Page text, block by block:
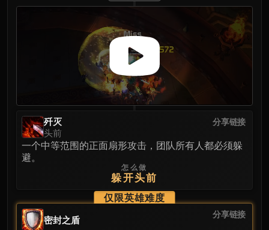
Stix Bunkjunker
Sprocketmonger Lockenstock
One-Armed Bandit
Mug'Zee, Heads of Security
Chrome King Gallywix
DRAGON SOUL
Morchok
Hagara the Stormbinder
Majordomo Staghelm
Spine of Deathwing
Madness of Deathwing
分享链接
歼灭
头前
一个中等范围的正面扇形攻击，团队所有人都必须躲
避。
怎么做
躲开头前
仅限英雄难度
分享链接
密封之盾